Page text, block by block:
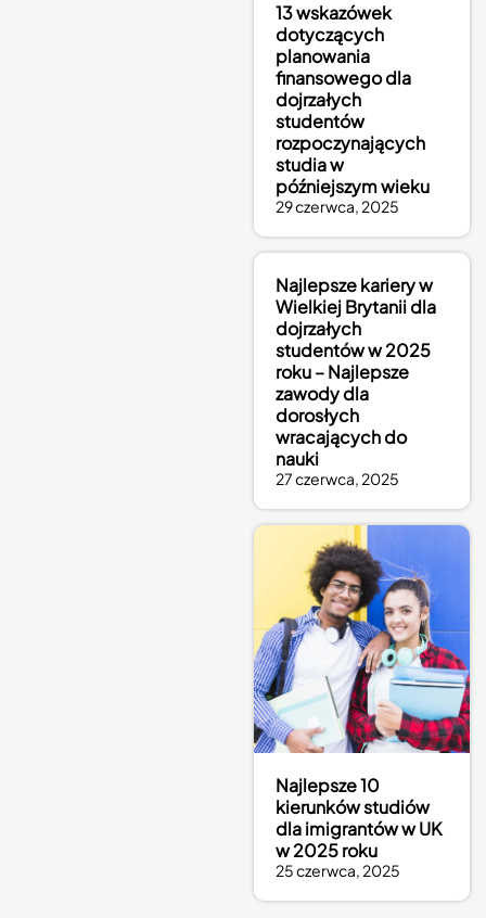
13 wskazówek
dotyczących
planowania
finansowego dla
dojrzałych
studentów
rozpoczynających
studia w
późniejszym wieku
29 czerwca, 2025
Najlepsze kariery w
Wielkiej Brytanii dla
dojrzałych
studentów w 2025
roku – Najlepsze
zawody dla
dorosłych
wracających do
nauki
27 czerwca, 2025
Najlepsze 10
kierunków studiów
dla imigrantów w UK
w 2025 roku
25 czerwca, 2025